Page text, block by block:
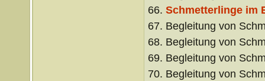
66. Schmetterlinge im
67. Begleitung von
68. Begleitung von
69. Begleitung von
70. Begleitung von